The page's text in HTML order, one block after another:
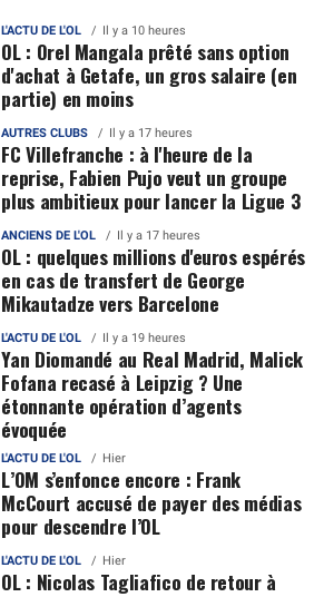
L'ACTU DE L'OL Il y a 10 heures
OL : Orel Mangala prêté sans option
d'achat à Getafe, un gros salaire (en
partie) en moins
AUTRES CLUBS Il y a 17 heures
FC Villefranche : à l'heure de la
reprise, Fabien Pujo veut un groupe
plus ambitieux pour lancer la Ligue 3
ANCIENS DE L'OL Il y a 17 heures
OL : quelques millions d'euros espérés
en cas de transfert de George
Mikautadze vers Barcelone
L'ACTU DE L'OL Il y a 19 heures
Yan Diomandé au Real Madrid, Malick
Fofana recasé à Leipzig ? Une
étonnante opération d’agents
évoquée
L'ACTU DE L'OL Hier
L’OM s’enfonce encore : Frank
McCourt accusé de payer des médias
pour descendre l’OL
L'ACTU DE L'OL Hier
OL : Nicolas Tagliafico de retour à